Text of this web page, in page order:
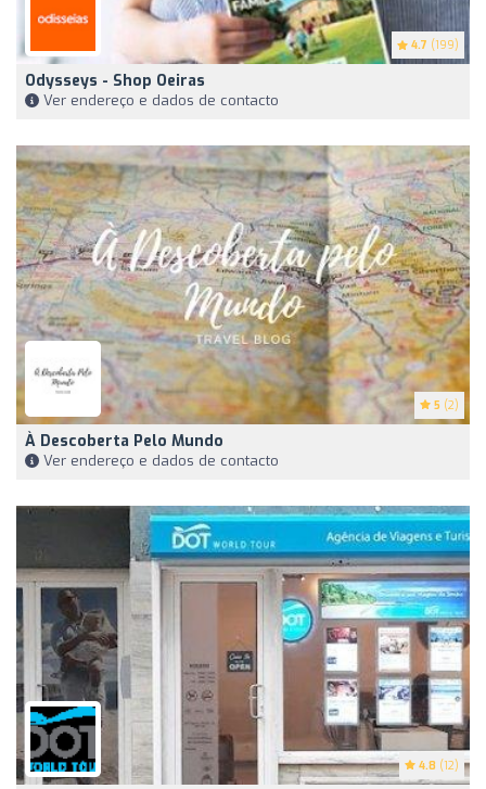
4.7 (199)
Odysseys - Shop Oeiras
Ver endereço e dados de contacto
5 (2)
À Descoberta Pelo Mundo
Ver endereço e dados de contacto
4.8 (12)